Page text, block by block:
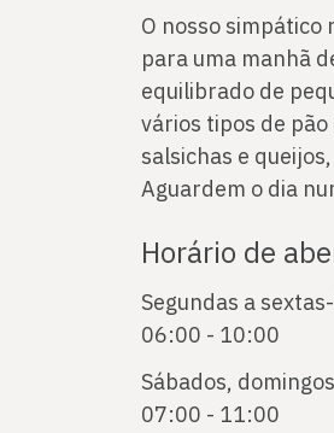
O nosso
para uma manhã
equilibrado de
vários tipos de
salsichas e
Aguardem o dia
Horário de
Segundas a
06:00 - 10:00
Sábados,
07:00 - 11:00